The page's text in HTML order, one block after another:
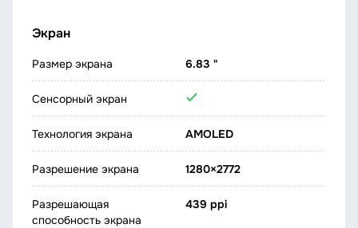
Экран
Размер экрана 6.83 "
Сенсорный экран
Технология экрана AMOLED
Разрешение экрана 1280×2772
Разрешающая
способность экрана
439 ppi